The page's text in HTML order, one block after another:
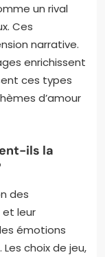
un rival
Ces
narrative.
enrichissent
ces types
d’amour
ils la
des
leur
émotions
choix de jeu,